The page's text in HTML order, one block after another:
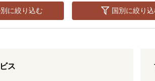
に絞り込む 国別に絞り
ス